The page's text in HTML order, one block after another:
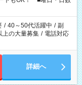
/ 40～50代活躍中 / 副
上の大量募集 / 電話対応
詳細へ